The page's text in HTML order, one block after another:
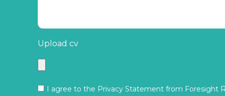
Upload cv
I agree to the Privacy Statement from Foresight